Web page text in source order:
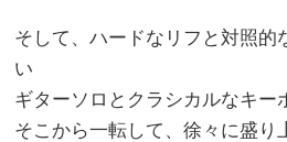
そして、ハードなリフと対照的
い
ギターソロとクラシカルなキー
そこから一転して、徐々に盛り